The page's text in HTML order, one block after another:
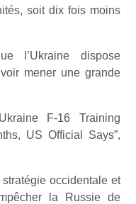
soit dix fois moins
l’Ukraine dispose
mener une grande
F-16 Training
US Official Says”,
occidentale et
la Russie de